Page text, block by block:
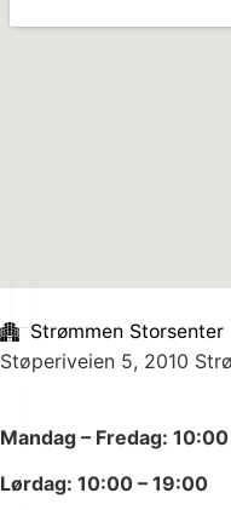
Strømmen Storsenter
Støperiveien 5, 2010
Mandag – Fredag:
Lørdag: 10:00 – 19:00